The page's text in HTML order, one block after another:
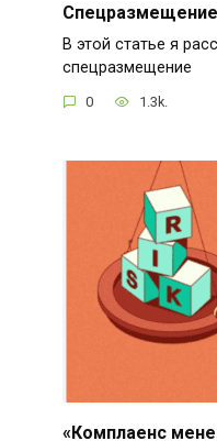
В этой статье я
спецразмещение
0 1.3k.
«Комплаенс